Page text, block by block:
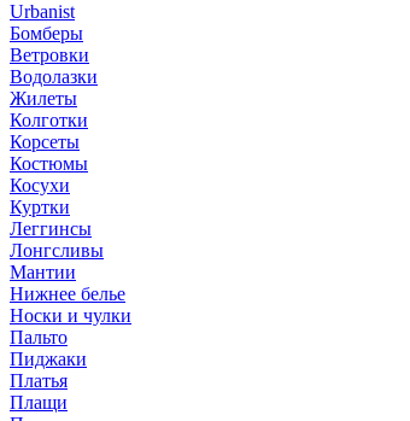
Urbanist
Бомберы
Ветровки
Водолазки
Жилеты
Колготки
Корсеты
Костюмы
Косухи
Куртки
Леггинсы
Лонгсливы
Мантии
Нижнее белье
Носки и чулки
Пальто
Пиджаки
Платья
Плащи